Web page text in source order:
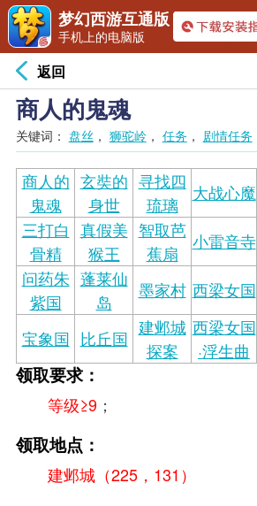
返回
商人的鬼魂
关键词： 盘丝 ， 狮驼岭， 任务 ， 剧情任务
商人的
鬼魂
玄奘的
身世
寻找四
琉璃
大战心魔
三打白
骨精
真假美
猴王
智取芭
蕉扇
小雷音寺
问药朱
紫国
蓬莱仙
岛
墨家村 西梁女国
宝象国 比丘国 建邺城
探案
西梁女国
·浮生曲
领取要求：
等级≥9 ；
领取地点：
建邺城（225，131）
梦幻西游互通版
手机上的电脑版